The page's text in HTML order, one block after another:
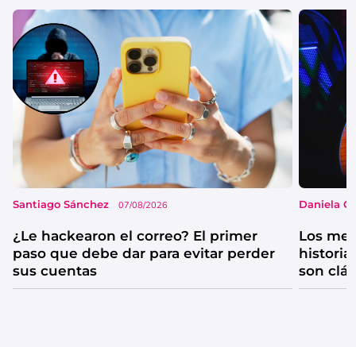
Santiago Sánchez 07/08/2026
¿Le hackearon el correo? El primer
paso que debe dar para evitar perder
sus cuentas
Daniela
Los
historia
son